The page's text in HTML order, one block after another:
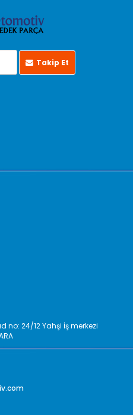
Takip Et
no: 24/12 Yahşi İş merkezi